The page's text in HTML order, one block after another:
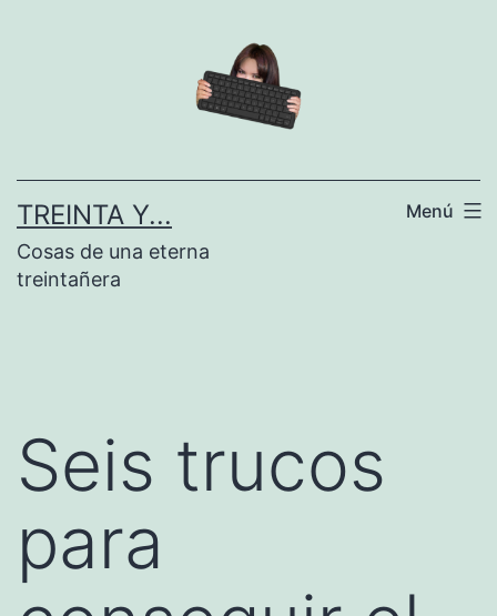
TREINTA Y...
Cosas de una eterna
treintañera
Menú
Seis trucos
para